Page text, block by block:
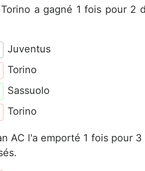
a gagné 1 fois pour 2
Juventus
Torino
Sassuolo
Torino
AC l'a emporté 1 fois pour